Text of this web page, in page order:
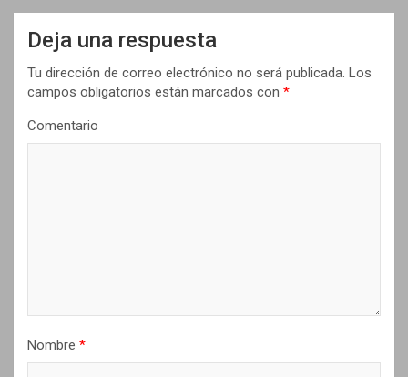
i
Deja una respuesta
Tu dirección de correo electrónico no será publicada. Los
campos obligatorios están marcados con *
Comentario
Nombre *